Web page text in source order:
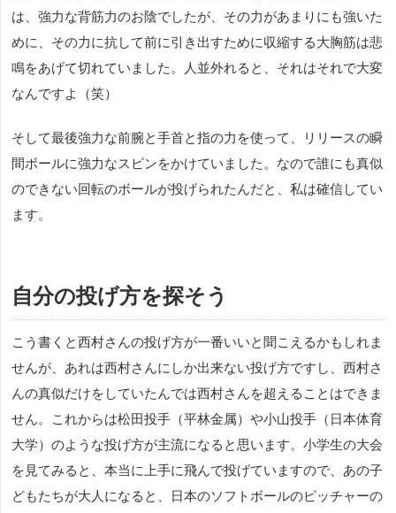
は、強力な背筋力のお陰でしたが、その力があまりにも強いた
めに、その力に抗して前に引き出すために収縮する大胸筋は悲
鳴をあげて切れていました。人並外れると、それはそれで大変
なんですよ（笑）
そして最後強力な前腕と手首と指の力を使って、リリースの瞬
間ボールに強力なスピンをかけていました。なので誰にも真似
のできない回転のボールが投げられたんだと、私は確信してい
ます。
自分の投げ方を探そう
こう書くと西村さんの投げ方が一番いいと聞こえるかもしれま
せんが、あれは西村さんにしか出来ない投げ方ですし、西村さ
んの真似だけをしていたんでは西村さんを超えることはできま
せん。これからは松田投手（平林金属）や小山投手（日本体育
大学）のような投げ方が主流になると思います。小学生の大会
を見てみると、本当に上手に飛んで投げていますので、あの子
どもたちが大人になると、日本のソフトボールのピッチャーの